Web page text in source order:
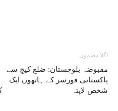
اگلا مضمون
مقبوضہ بلوچستان: ضلع کیچ سے
پاکستانی فورسز کے ہاتھوں ایک
شخص لاپتہ